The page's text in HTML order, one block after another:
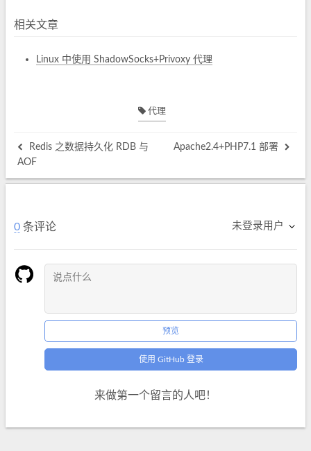
相关文章
Linux 中使用 ShadowSocks+Privoxy 代理
代理
Redis 之数据持久化 RDB 与
AOF
Apache2.4+PHP7.1 部署
0 条评论 未登录用户
预览
使用 GitHub 登录
来做第一个留言的人吧！